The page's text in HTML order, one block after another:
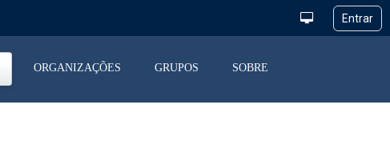
ORGANIZAÇÕES GRUPOS SOBRE